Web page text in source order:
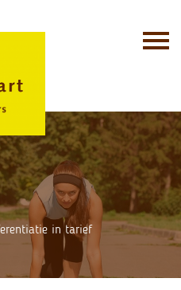
in tarief